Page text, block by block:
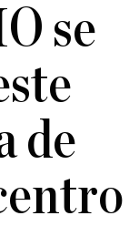
se
de